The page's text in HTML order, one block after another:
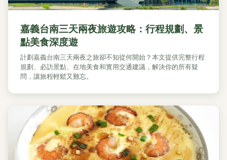
嘉義台南三天兩夜旅遊攻略：行程規劃、景
點美食深度遊
計劃嘉義台南三天兩夜之旅卻不知從何開始？本文提供完整行程
規劃、必訪景點、在地美食和實用交通建議，解決你的所有疑
問，讓旅程輕鬆又難忘。